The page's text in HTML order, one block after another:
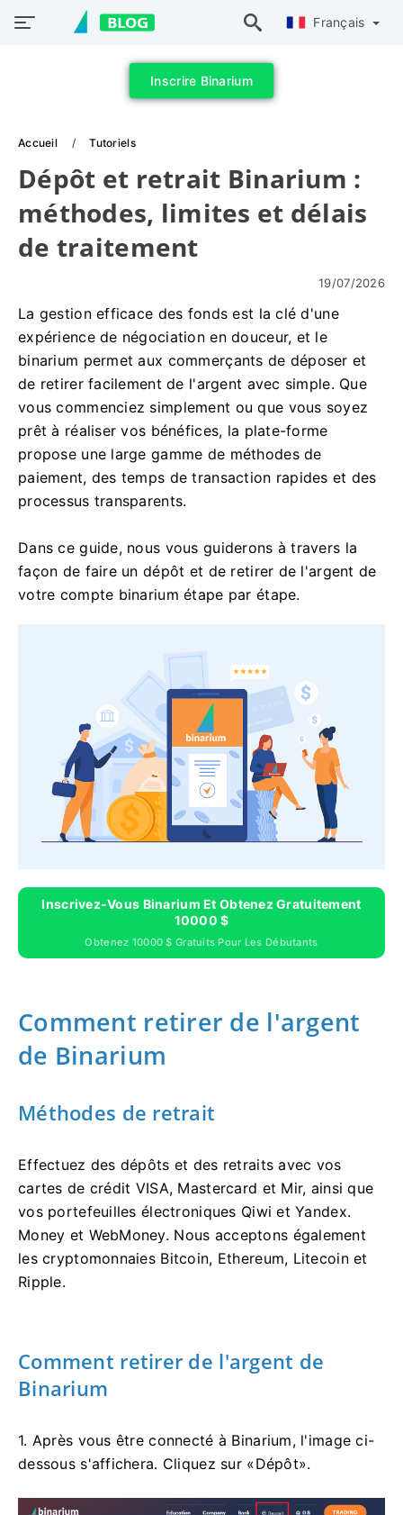
Français
Inscrire Binarium
Accueil Tutoriels
Dépôt et retrait Binarium :
méthodes, limites et délais
de traitement
19/07/2026
La gestion efficace des fonds est la clé d'une
expérience de négociation en douceur, et le
binarium permet aux commerçants de déposer et
de retirer facilement de l'argent avec simple. Que
vous commenciez simplement ou que vous soyez
prêt à réaliser vos bénéfices, la plate-forme
propose une large gamme de méthodes de
paiement, des temps de transaction rapides et des
processus transparents.
Dans ce guide, nous vous guiderons à travers la
façon de faire un dépôt et de retirer de l'argent de
votre compte binarium étape par étape.
Inscrivez-Vous Binarium Et Obtenez Gratuitement
10000 $
Obtenez 10000 $ Gratuits Pour Les Débutants
Comment retirer de l'argent
de Binarium
Méthodes de retrait
Effectuez des dépôts et des retraits avec vos
cartes de crédit VISA, Mastercard et Mir, ainsi que
vos portefeuilles électroniques Qiwi et Yandex.
Money et WebMoney. Nous acceptons également
les cryptomonnaies Bitcoin, Ethereum, Litecoin et
Ripple.
Comment retirer de l'argent de
Binarium
1. Après vous être connecté à Binarium, l'image ci-
dessous s'affichera. Cliquez sur «Dépôt».